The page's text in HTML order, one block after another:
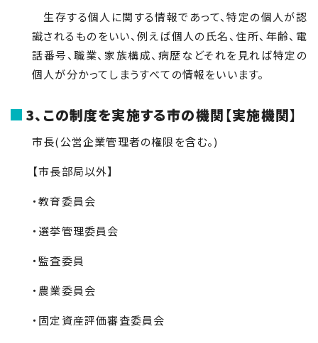
生存する個人に関する情報であって、特定の個人が認
識されるものをいい、例えば個人の氏名、住所、年齢、電
話番号、職業、家族構成、病歴などそれを見れば特定の
個人が分かってしまうすべての情報をいいます。
3、この制度を実施する市の機関【実施機関】
市長(公営企業管理者の権限を含む。)
【市長部局以外】
・教育委員会
・選挙管理委員会
・監査委員
・農業委員会
・固定資産評価審査委員会